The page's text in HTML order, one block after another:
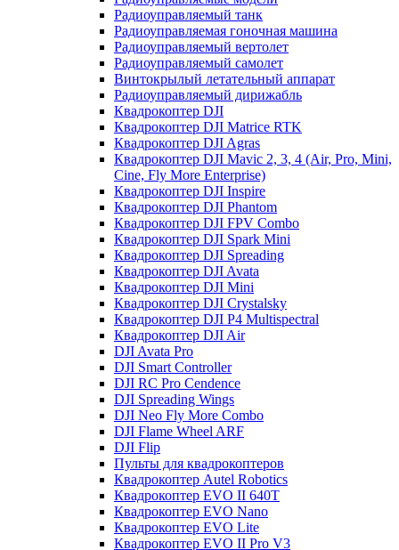
Радиоуправляемый танк
Радиоуправляемая гоночная машина
Радиоуправляемый вертолет
Радиоуправляемый самолет
Винтокрылый летательный аппарат
Радиоуправляемый дирижабль
Квадрокоптер DJI
Квадрокоптер DJI Matrice RTK
Квадрокоптер DJI Agras
Квадрокоптер DJI Mavic 2, 3, 4 (Air, Pro, Mini,
Cine, Fly More Enterprise)
Квадрокоптер DJI Inspire
Квадрокоптер DJI Phantom
Квадрокоптер DJI FPV Combo
Квадрокоптер DJI Spark Mini
Квадрокоптер DJI Spreading
Квадрокоптер DJI Avata
Квадрокоптер DJI Mini
Квадрокоптер DJI Crystalsky
Квадрокоптер DJI P4 Multispectral
Квадрокоптер DJI Air
DJI Avata Pro
DJI Smart Controller
DJI RC Pro Cendence
DJI Spreading Wings
DJI Neo Fly More Combo
DJI Flame Wheel ARF
DJI Flip
Пульты для квадрокоптеров
Квадрокоптер Autel Robotics
Квадрокоптер EVO II 640T
Квадрокоптер EVO Nano
Квадрокоптер EVO Lite
Квадрокоптер EVO II Pro V3